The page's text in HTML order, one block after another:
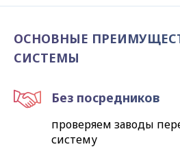
ОСНОВНЫЕ
СИСТЕМЫ
Без посредников
проверяем заводы
систему